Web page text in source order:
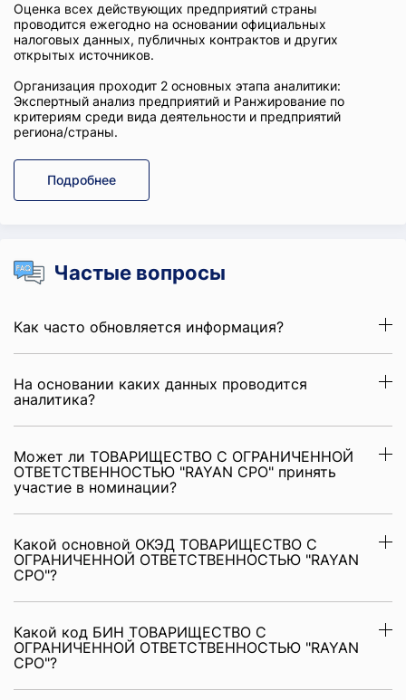
Оценка всех действующих предприятий страны
проводится ежегодно на основании официальных
налоговых данных, публичных контрактов и других
открытых источников.
Организация проходит 2 основных этапа аналитики:
Экспертный анализ предприятий и Ранжирование по
критериям среди вида деятельности и предприятий
региона/страны.
Подробнее
Частые вопросы
Как часто обновляется информация?
На основании каких данных проводится
аналитика?
Может ли ТОВАРИЩЕСТВО С ОГРАНИЧЕННОЙ
ОТВЕТСТВЕННОСТЬЮ "RAYAN CPO" принять
участие в номинации?
Какой основной ОКЭД ТОВАРИЩЕСТВО С
ОГРАНИЧЕННОЙ ОТВЕТСТВЕННОСТЬЮ "RAYAN
CPO"?
Какой код БИН ТОВАРИЩЕСТВО С
ОГРАНИЧЕННОЙ ОТВЕТСТВЕННОСТЬЮ "RAYAN
CPO"?